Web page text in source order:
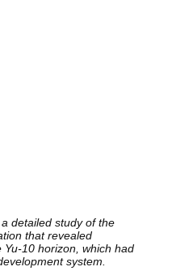
detailed study of the
that revealed
10 horizon, which had
system.